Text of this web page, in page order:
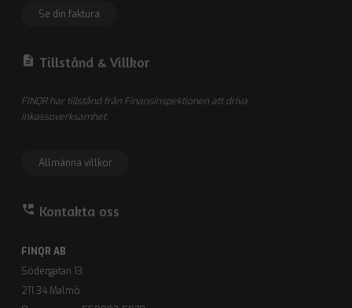
Se din faktura
description Tillstånd & Villkor
FINQR har tillstånd från Finansinspektionen att driva
inkassoverksamhet.
Allmänna villkor
perm_phone_msg Kontakta oss
FINQR AB
Södergatan 13
211 34 Malmö